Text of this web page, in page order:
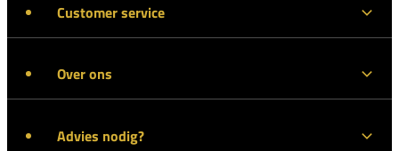
Customer service
Over ons
Advies nodig?